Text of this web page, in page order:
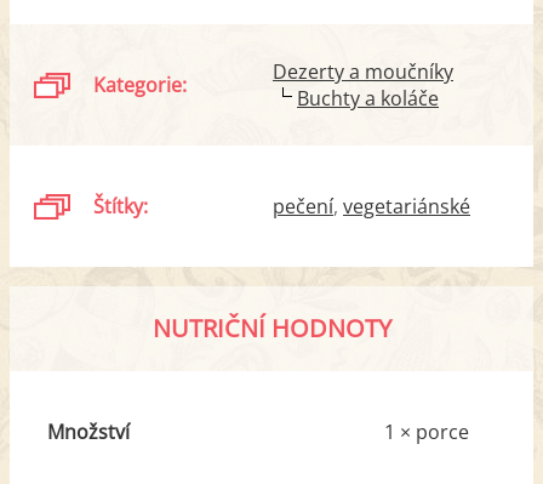
Kategorie:
Dezerty a moučníky
Buchty a koláče
Štítky: pečení vegetariánské
NUTRIČNÍ HODNOTY
Množství 1 × porce